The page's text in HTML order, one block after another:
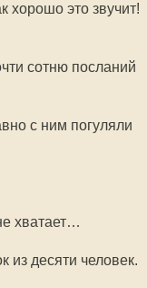
хорошо это звучит!
сотню посланий
с ним погуляли
хватает…
из десяти человек.